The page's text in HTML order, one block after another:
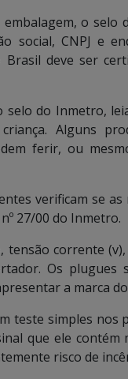
o selo
social, CNPJ e
deve ser
selo do Inmetro,
Alguns
ferir, ou
verificam se as
27/00 do Inmetro.
tensão corrente
Os plugues
a marca
teste simples nos
que ele
risco de